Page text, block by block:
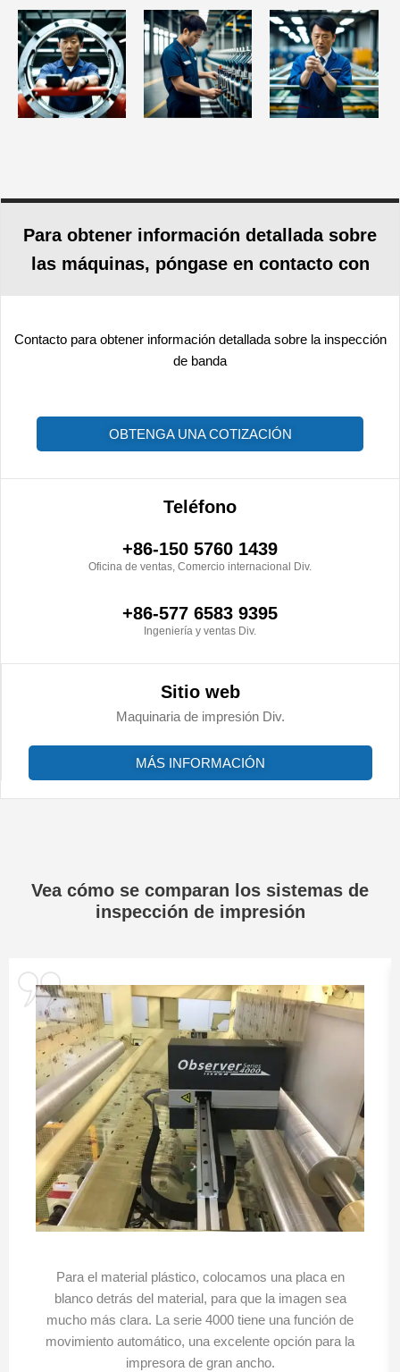
Para obtener información detallada sobre
las máquinas, póngase en contacto con
Contacto para obtener información detallada sobre la inspección
de banda
OBTENGA UNA COTIZACIÓN
Teléfono
+86-150 5760 1439
Oficina de ventas, Comercio internacional Div.
+86-577 6583 9395
Ingeniería y ventas Div.
Sitio web
Maquinaria de impresión Div.
MÁS INFORMACIÓN
Vea cómo se comparan los sistemas de
inspección de impresión
Para el material plástico, colocamos una placa en
blanco detrás del material, para que la imagen sea
mucho más clara. La serie 4000 tiene una función de
movimiento automático, una excelente opción para la
impresora de gran ancho.